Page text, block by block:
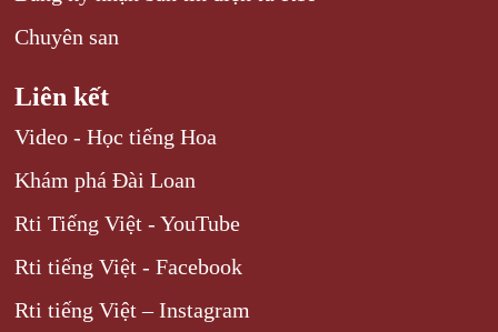
Chuyên san
Liên kết
Video - Học tiếng Hoa
Khám phá Đài Loan
Rti Tiếng Việt - YouTube
Rti tiếng Việt - Facebook
Rti tiếng Việt – Instagram